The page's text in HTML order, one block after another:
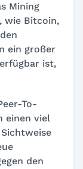
Mining
wie Bitcoin,
ein großer
ist,
To-
einen viel
den